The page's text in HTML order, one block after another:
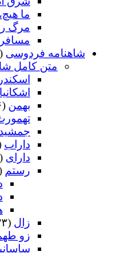
ما
مرگ
مسافر
شاهنامه فردوسی (۱,۰۳۴)
متن کامل
اسکندر
بهمن (۶)
جمشید
داراب
دارای (۷)
رستم
زال (۳۳)
زو